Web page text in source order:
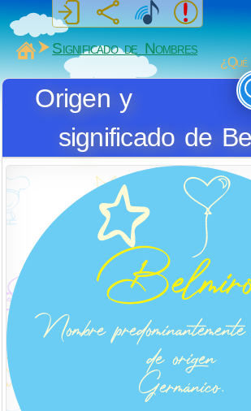
MiSabueso
Significado de Nombres
¿Qué
Origen y
significado de